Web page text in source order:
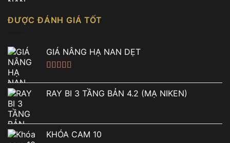
sao
ĐƯỢC ĐÁNH GIÁ TỐT
GIÁ NÂNG HẠ NAN DẸT
hạng5.005
sao
RAY BI 3 TẦNG BẢN 4.2 (MẠ NIKEN)
KHÓA CAM 10